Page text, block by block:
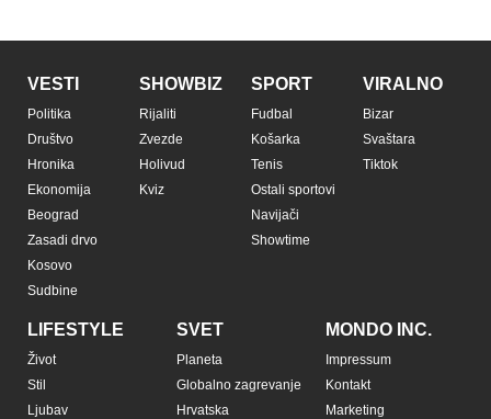
VESTI
Politika
Društvo
Hronika
Ekonomija
Beograd
Zasadi drvo
Kosovo
Sudbine
SHOWBIZ
Rijaliti
Zvezde
Holivud
Kviz
SPORT
Fudbal
Košarka
Tenis
Ostali sportovi
Navijači
Showtime
VIRALNO
Bizar
Svaštara
Tiktok
LIFESTYLE
Život
Stil
Ljubav
SVET
Planeta
Globalno zagrevanje
Hrvatska
MONDO INC.
Impressum
Kontakt
Marketing